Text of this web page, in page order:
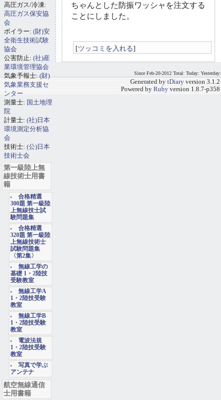
ちゃんとした防振ワッシャを注文する
ことにしました。
[ツッコミを入れる]
高圧ガス/冷凍:
高圧ガス保安協
会
ボイラー: (財)安
全衛生技術試験
協会
公害防止: (社)産
業環境管理協会
気象予報士:(財)
気象業務支援セ
ンター
測量士: 国土地理
院
計量士: (社)日本
環境測定分析協
会
技術士: (公)日本
技術士会
第一級陸上無
線技術士用書
籍
合格精選
300題 第一級陸
上無線技士試
験問題集
合格精選
320題 第一級陸
上無線技術士
試験問題集
〈第2集〉
無線工学の
基礎 1・2陸技
受験教室
無線工学A
1・2陸技受験
教室
無線工学B
1・2陸技受験
教室
電波法規
1・2陸技受験
教室
写真で学ぶ
アンテナ
航空無線通信
士用書籍
Since Feb-20-2012 Total: Today: Yesterday:
Generated by tDiary version 3.1.2
Powered by Ruby version 1.8.7-p358